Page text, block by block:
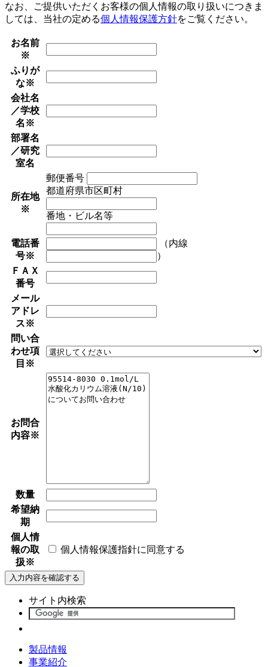
なお、ご提供いただくお客様の個人情報の取り扱いにつきま
しては、当社の定める個人情報保護方針をご覧ください。
お名前
※
ふりが
な※
会社名
／学校
名 ※
部署名
／研究
室名
所在地
※
郵便番号
都道府県市区町村
番地・ビル名等
電話番
号※
（内線
）
ＦＡＸ
番号
メール
アドレ
ス※
問い合
わせ項
目 ※
お問合
内容※
数量
希望納
期
個人情
報の取
扱※
個人情報保護指針に同意する
サイト内検索
製品情報
事業紹介